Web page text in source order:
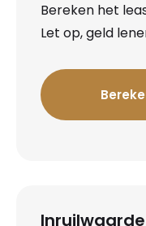
Bereken het
Let op, geld